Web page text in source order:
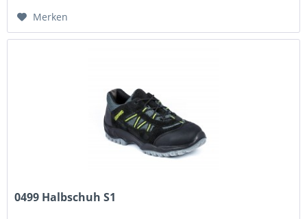
Merken
0499 Halbschuh S1